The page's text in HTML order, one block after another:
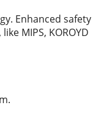
Enhanced safety
MIPS, KOROYD